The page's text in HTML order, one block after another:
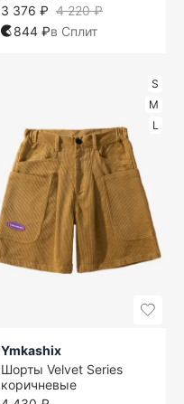
4 220 ₽
3 376 ₽
844 ₽в Сплит
S
M
L
Ymkashix
Шорты Velvet Series
коричневые